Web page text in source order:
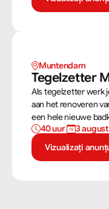
metselaar kan je
Muntendam
Tegelzetter
Als tegelzetter werk
aan het renoveren
een hele nieuwe
vaardigheden om
tegelzetter ben je
40 uur
3
Vizualizați